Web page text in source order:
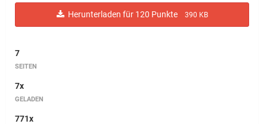
Herunterladen für 120 Punkte 390 KB
7
SEITEN
7x
GELADEN
771x